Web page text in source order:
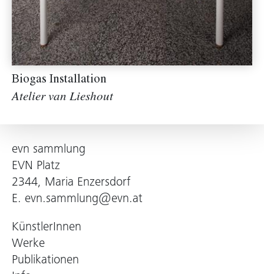
Biogas Installation
Atelier van Lieshout
evn sammlung
EVN Platz
2344, Maria Enzersdorf
E. evn.sammlung@evn.at
KünstlerInnen
Werke
Publikationen